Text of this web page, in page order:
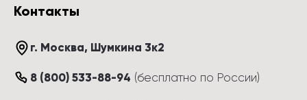
Контакты
г. Москва, Шумкина 3к2
8 (800) 533-88-94 (бесплатно по России)